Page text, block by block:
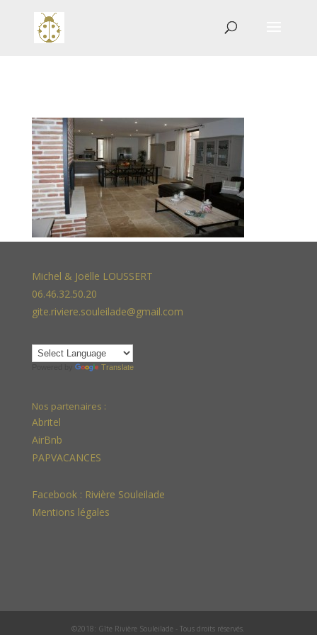
Michel & Joëlle LOUSSERT
06.46.32.50.20
gite.riviere.souleilade@gmail.com
Translate
Nos partenaires :
Abritel
AirBnb
PAPVACANCES
Facebook : Rivière Souleilade
Mentions légales
©2018: Gîte Rivière Souleilade - Tous droits réservés.